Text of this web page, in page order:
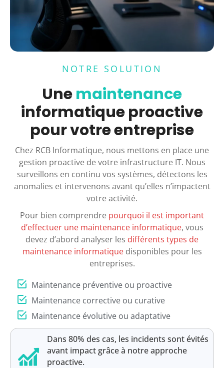
NOTRE SOLUTION
Unemaintenance
informatique proactive
pour votre entreprise
Chez RCB Informatique, nous mettons en place une
gestion proactive de votre infrastructure IT. Nous
surveillons en continu vos systèmes, détectons les
anomalies et intervenons avant qu’elles n’impactent
votre activité.
Pour bien comprendre pourquoi il est important
d’effectuer une maintenance informatique, vous
devez d’abord analyser les différents types de
maintenance informatiquedisponibles pour les
entreprises.
Maintenance préventive ou proactive
Maintenance corrective ou curative
Maintenance évolutive ou adaptative
Dans 80% des cas, les incidents sont évités
avant impact grâce à notre approche
proactive.